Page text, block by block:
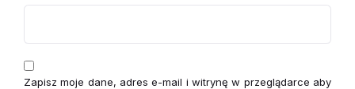
Zapisz moje dane, adres e-mail i witrynę w przeglądarce aby